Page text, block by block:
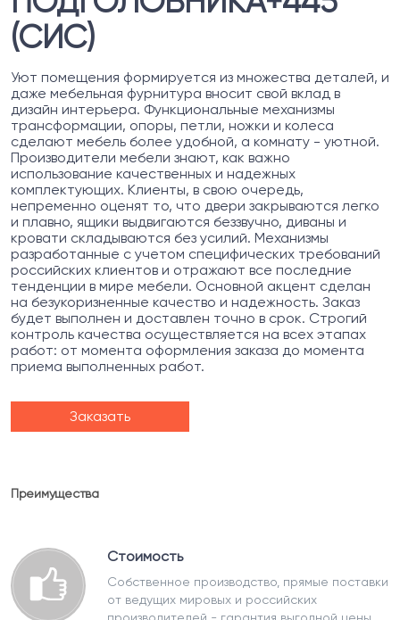
(СИС)
Уют помещения формируется из множества деталей, и
даже мебельная фурнитура вносит свой вклад в
дизайн интерьера. Функциональные механизмы
трансформации, опоры, петли, ножки и колеса
сделают мебель более удобной, а комнату - уютной.
Производители мебели знают, как важно
использование качественных и надежных
комплектующих. Клиенты, в свою очередь,
непременно оценят то, что двери закрываются легко
и плавно, ящики выдвигаются беззвучно, диваны и
кровати складываются без усилий. Механизмы
разработанные с учетом специфических требований
российских клиентов и отражают все последние
тенденции в мире мебели. Основной акцент сделан
на безукоризненные качество и надежность. Заказ
будет выполнен и доставлен точно в срок. Строгий
контроль качества осуществляется на всех этапах
работ: от момента оформления заказа до момента
приема выполненных работ.
Заказать
Преимущества
Стоимость
Собственное производство, прямые поставки
от ведущих мировых и российских